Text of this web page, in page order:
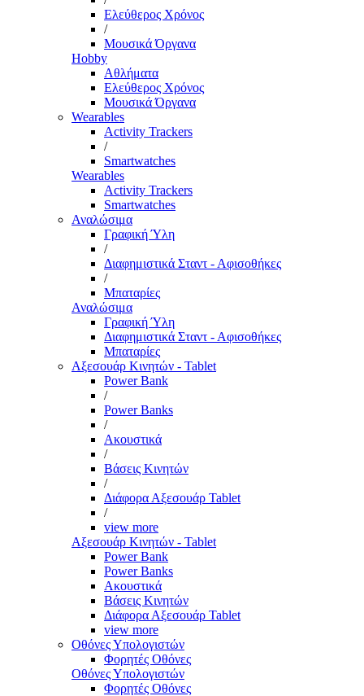
Ελεύθερος Χρόνος
/
Μουσικά Όργανα
Hobby
Αθλήματα
Ελεύθερος Χρόνος
Μουσικά Όργανα
Wearables
Activity Trackers
/
Smartwatches
Wearables
Activity Trackers
Smartwatches
Αναλώσιμα
Γραφική Ύλη
/
Διαφημιστικά Σταντ - Αφισοθήκες
/
Μπαταρίες
Αναλώσιμα
Γραφική Ύλη
Διαφημιστικά Σταντ - Αφισοθήκες
Μπαταρίες
Αξεσουάρ Κινητών - Tablet
Power Bank
/
Power Banks
/
Ακουστικά
/
Βάσεις Κινητών
/
Διάφορα Αξεσουάρ Tablet
/
view more
Αξεσουάρ Κινητών - Tablet
Power Bank
Power Banks
Ακουστικά
Βάσεις Κινητών
Διάφορα Αξεσουάρ Tablet
view more
Οθόνες Υπολογιστών
Φορητές Οθόνες
Οθόνες Υπολογιστών
Φορητές Οθόνες